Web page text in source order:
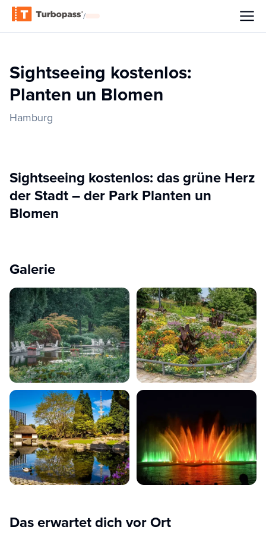
/
Sightseeing kostenlos:
Planten un Blomen
Hamburg
Sightseeing kostenlos: das grüne Herz
der Stadt – der Park Planten un
Blomen
Galerie
Das erwartet dich vor Ort